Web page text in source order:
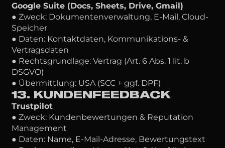
Google Suite (Docs, Sheets, Drive, Gmail)
● Zweck: Dokumentenverwaltung, E-Mail, Cloud-
Speicher
● Daten: Kontaktdaten, Kommunikations- &
Vertragsdaten
● Rechtsgrundlage: Vertrag (Art. 6 Abs. 1 lit. b
DSGVO)
● Übermittlung: USA (SCC + ggf. DPF)
13. KUNDENFEEDBACK
Trustpilot
● Zweck: Kundenbewertungen & Reputation
Management
● Daten: Name, E-Mail-Adresse, Bewertungstext